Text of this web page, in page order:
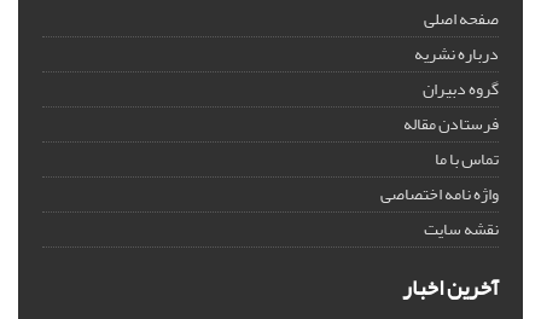
صفحه اصلی
درباره نشریه
گروه دبیران
فرستادن مقاله
تماس با ما
واژه نامه اختصاصی
نقشه سایت
آخرین اخبار